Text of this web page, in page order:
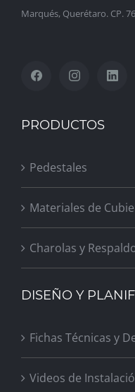
Marqués, Querétaro. CP.
PRODUCTOS
Pedestales
Materiales de
Charolas y
DISEÑO Y
Fichas Técnicas y
Videos de